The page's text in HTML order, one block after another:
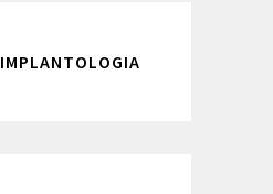
IMPLANTOLOGIA